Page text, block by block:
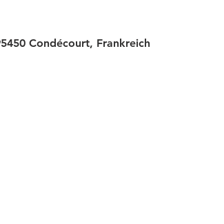
Condécourt, Frankreich